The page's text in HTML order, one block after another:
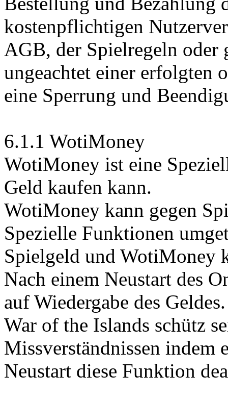
kostenpflichtigen
AGB, der Spielregeln oder
ungeachtet einer erfolgten
eine Sperrung und
6.1.1 WotiMoney
WotiMoney ist eine
Geld kaufen kann.
WotiMoney kann gegen
Spezielle Funktionen
Spielgeld und WotiMoney
Nach einem Neustart des
auf Wiedergabe des Geldes.
War of the Islands schütz
Missverständnissen indem
Neustart diese Funktion